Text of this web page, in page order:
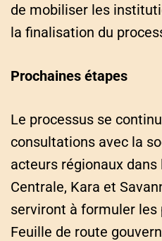
de mobiliser les
la finalisation du
Prochaines étapes
Le processus se
consultations avec la
acteurs régionaux
Centrale, Kara et
serviront à formuler les
Feuille de route